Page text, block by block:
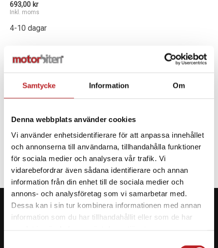
Samtycke Information Om
Denna webbplats använder cookies
Vi använder enhetsidentifierare för att anpassa innehållet
och annonserna till användarna, tillhandahålla funktioner
för sociala medier och analysera vår trafik. Vi
vidarebefordrar även sådana identifierare och annan
information från din enhet till de sociala medier och
annons- och analysföretag som vi samarbetar med.
Dessa kan i sin tur kombinera informationen med annan
information som du har tillhandahållit eller som de har
693,00 kr
Inkl. moms
4-10 dagar
- +
SPECIFIKATION